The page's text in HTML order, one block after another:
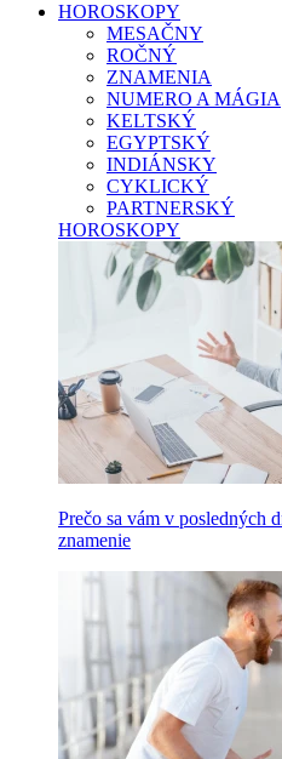
HOROSKOPY
MESAČNY
ROČNÝ
ZNAMENIA
NUMERO A MÁGIA
KELTSKÝ
EGYPTSKÝ
INDIÁNSKY
CYKLICKÝ
PARTNERSKÝ
HOROSKOPY
Prečo sa vám v posledných
znamenie